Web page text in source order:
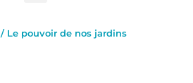
/ Le pouvoir de nos jardins